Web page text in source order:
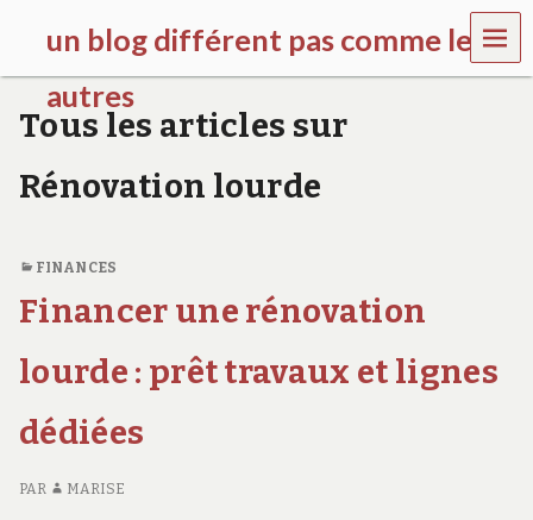
un blog différent pas comme les
autres
f
c
i
l
d
r
n
.
o
r
MEN
U
Tous les articles sur
Rénovation lourde
FINANCES
Financer une rénovation
lourde : prêt travaux et lignes
dédiées
PAR MARISE